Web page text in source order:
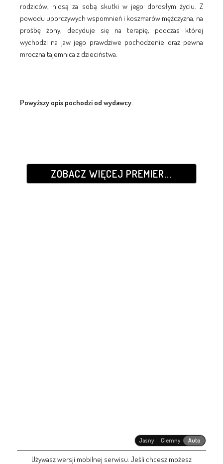
rodziców, niosą za sobą skutki w jego dorosłym życiu. Z
powodu uporczywych wspomnień i koszmarów mężczyzna, na
prośbę żony, decyduje się na terapię, podczas której
wychodzi na jaw jego prawdziwe pochodzenie oraz pewna
mroczna tajemnica z dzieciństwa.
Powyższy opis pochodzi od wydawcy.
ZOBACZ WIĘCEJ PREMIER...
Jasny Ciemny Auto
Używasz wersji mobilnej serwisu. Jeśli chcesz możesz